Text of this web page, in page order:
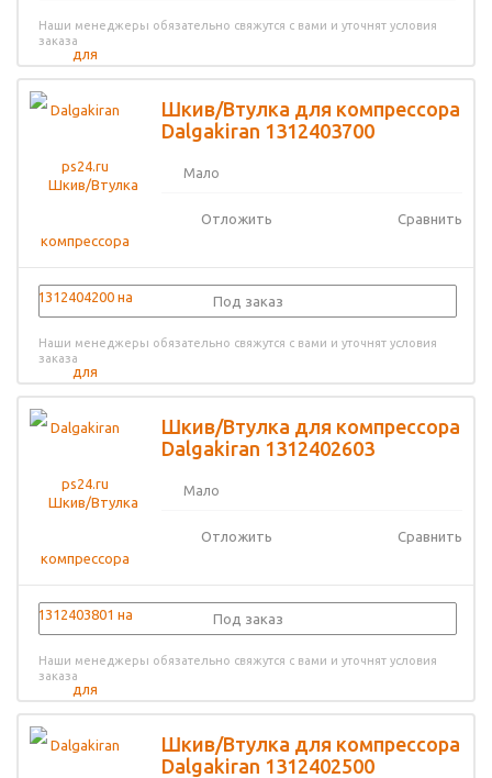
Наши менеджеры обязательно свяжутся с вами и уточнят условия
заказа
Шкив/Втулка для компрессора
Dalgakiran 1312403700
Мало
Отложить Сравнить
Под заказ
Наши менеджеры обязательно свяжутся с вами и уточнят условия
заказа
Шкив/Втулка для компрессора
Dalgakiran 1312402603
Мало
Отложить Сравнить
Под заказ
Наши менеджеры обязательно свяжутся с вами и уточнят условия
заказа
Шкив/Втулка для компрессора
Dalgakiran 1312402500